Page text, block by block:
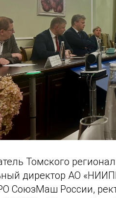
Томского
директор АО
СоюзМаш России,